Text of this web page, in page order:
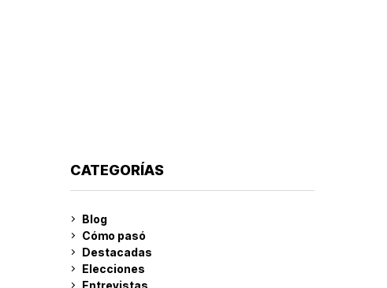
CATEGORÍAS
Blog
Cómo pasó
Destacadas
Elecciones
Entrevistas